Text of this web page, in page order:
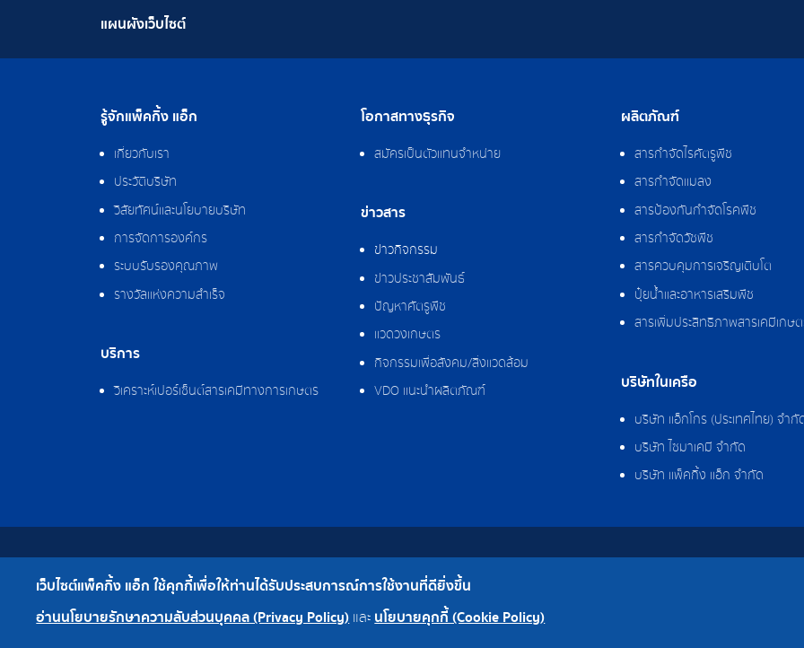
แผนผังเว็บไซต์
รู้จักแพ็คกิ้ง แอ็ก
เกี่ยวกับเรา
ประวัติบริษัท
วิสัยทัศน์และนโยบายบริษัท
การจัดการองค์กร
ระบบรับรองคุณภาพ
รางวัลแห่งความสำเร็จ
บริการ
วิเคราะห์เปอร์เซ็นต์สารเคมีทางการเกษตร
โอกาสทางธุรกิจ
สมัครเป็นตัวแทนจำหน่าย
ข่าวสาร
ข่าวกิจกรรม
ข่าวประชาสัมพันธ์
ปัญหาศัตรูพืช
แวดวงเกษตร
กิจกรรมเพื่อสังคม/สิ่งแวดล้อม
VDO แนะนำผลิตภัณฑ์
ผลิตภัณฑ์
สารกำจัดไรศัตรูพืช
สารกำจัดแมลง
สารป้องกันกำจัดโรคพืช
สารกำจัดวัชพืช
สารควบคุมการเจริญเติบโต
ปุ๋ยน้ำและอาหารเสริมพืช
สารเพิ่มประสิทธิภาพสารเคมีเกษ
บริษัทในเครือ
บริษัท แอ็กโกร (ประเทศไทย) จำกั
บริษัท ไซมาเคมี จำกัด
บริษัท แพ็คกิ้ง แอ็ก จำกัด
สงวนลิขสิทธิ์ © 2562 บริษัท แพ็คกิ้ง แอ็ก จำกัด
เว็บไซต์แพ็คกิ้ง แอ็ก ใช้คุกกี้เพื่อให้ท่านได้รับประสบการณ์การใช้งานที่ดียิ่งขึ้น
อ่านนโยบายรักษาความลับส่วนบุคคล (Privacy Policy) และนโยบายคุกกี้ (Cookie Policy)